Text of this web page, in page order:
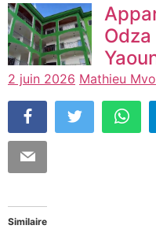
2 juin 2026 Mathieu
Similaire